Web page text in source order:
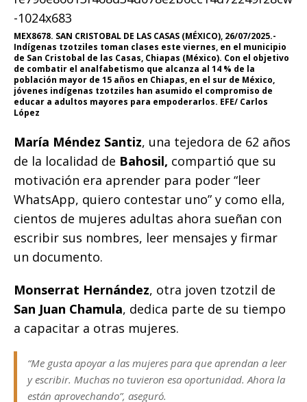
MEX8678. SAN CRISTOBAL DE LAS CASAS (MÉXICO), 26/07/2025.-
Indígenas tzotziles toman clases este viernes, en el municipio
de San Cristobal de las Casas, Chiapas (México). Con el objetivo
de combatir el analfabetismo que alcanza al 14 % de la
población mayor de 15 años en Chiapas, en el sur de México,
jóvenes indígenas tzotziles han asumido el compromiso de
educar a adultos mayores para empoderarlos. EFE/ Carlos
López
María Méndez Santiz, una tejedora de 62 años
de la localidad de Bahosil, compartió que su
motivación era aprender para poder “leer
WhatsApp, quiero contestar uno” y como ella,
cientos de mujeres adultas ahora sueñan con
escribir sus nombres, leer mensajes y firmar
un documento.
Monserrat Hernández, otra joven tzotzil de
San Juan Chamula, dedica parte de su tiempo
a capacitar a otras mujeres.
“Me gusta apoyar a las mujeres para que aprendan a leer
y escribir. Muchas no tuvieron esa oportunidad. Ahora la
están aprovechando”, aseguró.